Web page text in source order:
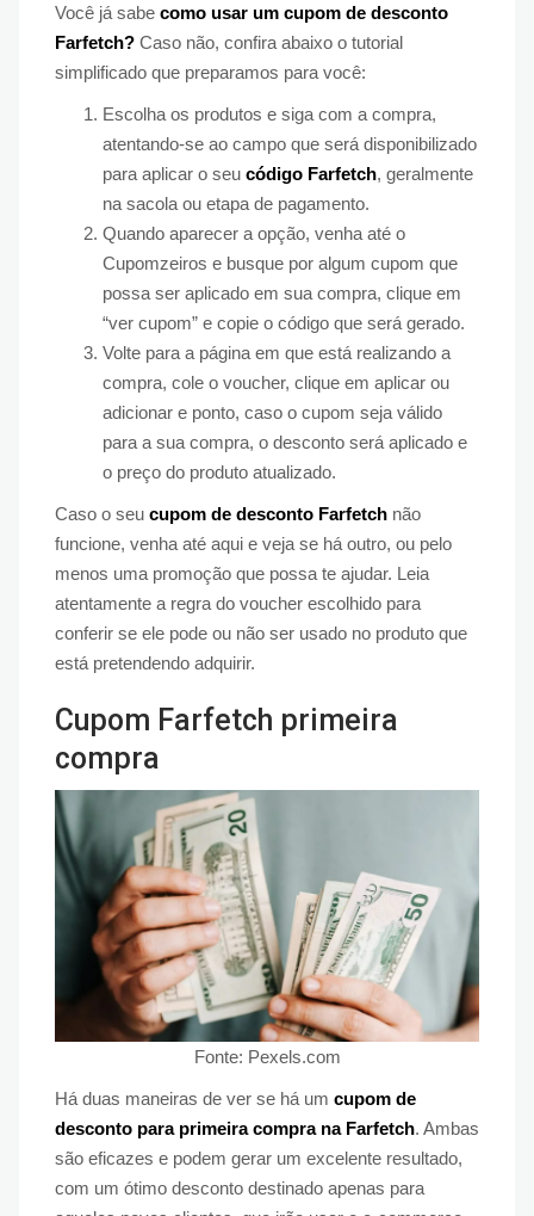
Você já sabe como usar um cupom de desconto
Farfetch? Caso não, confira abaixo o tutorial
simplificado que preparamos para você:
Escolha os produtos e siga com a compra,
atentando-se ao campo que será disponibilizado
para aplicar o seu código Farfetch, geralmente
na sacola ou etapa de pagamento.
Quando aparecer a opção, venha até o
Cupomzeiros e busque por algum cupom que
possa ser aplicado em sua compra, clique em
“ver cupom” e copie o código que será gerado.
Volte para a página em que está realizando a
compra, cole o voucher, clique em aplicar ou
adicionar e ponto, caso o cupom seja válido
para a sua compra, o desconto será aplicado e
o preço do produto atualizado.
Caso o seu cupom de desconto Farfetch não
funcione, venha até aqui e veja se há outro, ou pelo
menos uma promoção que possa te ajudar. Leia
atentamente a regra do voucher escolhido para
conferir se ele pode ou não ser usado no produto que
está pretendendo adquirir.
Cupom Farfetch primeira
compra
Fonte: Pexels.com
Há duas maneiras de ver se há um cupom de
desconto para primeira compra na Farfetch. Ambas
são eficazes e podem gerar um excelente resultado,
com um ótimo desconto destinado apenas para